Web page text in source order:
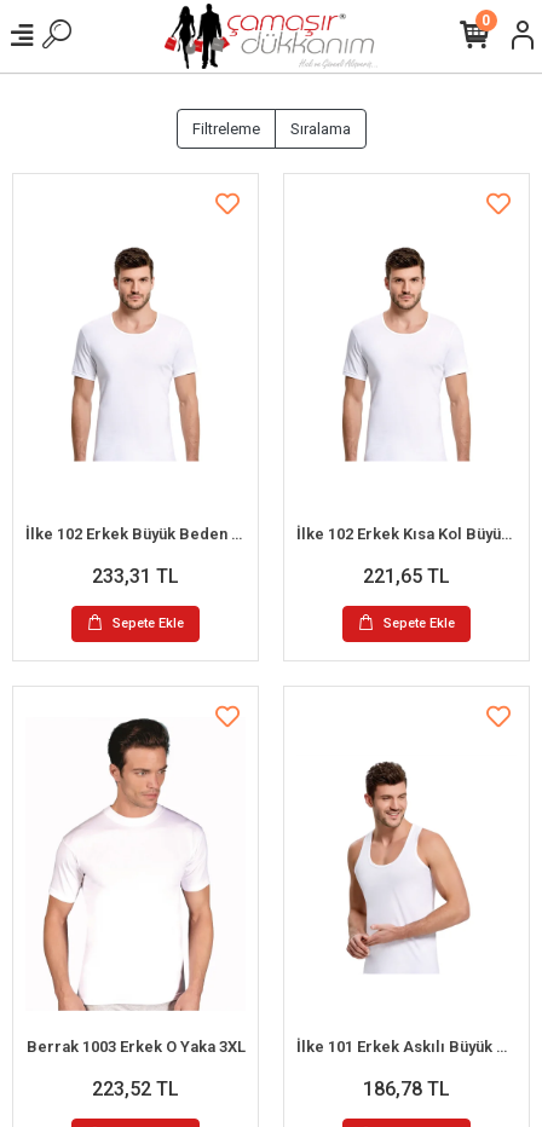
0
Filtreleme Sıralama
İlke 102 Erkek Büyük Beden Kısa Kol Atlet 3XL
233,31 TL
Sepete Ekle
İlke 102 Erkek Kısa Kol Büyük Beden Atlet 2XL
221,65 TL
Sepete Ekle
Berrak 1003 Erkek O Yaka 3XL
223,52 TL
İlke 101 Erkek Askılı Büyük Beden Atlet 3XL
186,78 TL